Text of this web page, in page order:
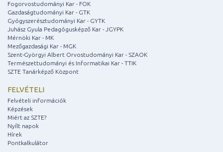
Fogorvostudományi Kar - FOK
Gazdaságtudományi Kar - GTK
Gyógyszerésztudományi Kar - GYTK
Juhász Gyula Pedagógusképző Kar - JGYPK
Mérnöki Kar - MK
Mezőgazdasági Kar - MGK
Szent-Györgyi Albert Orvostudományi Kar - SZAOK
Természettudományi és Informatikai Kar - TTIK
SZTE Tanárképző Központ
FELVÉTELI
Felvételi információk
Képzések
Miért az SZTE?
Nyílt napok
Hírek
Pontkalkulátor